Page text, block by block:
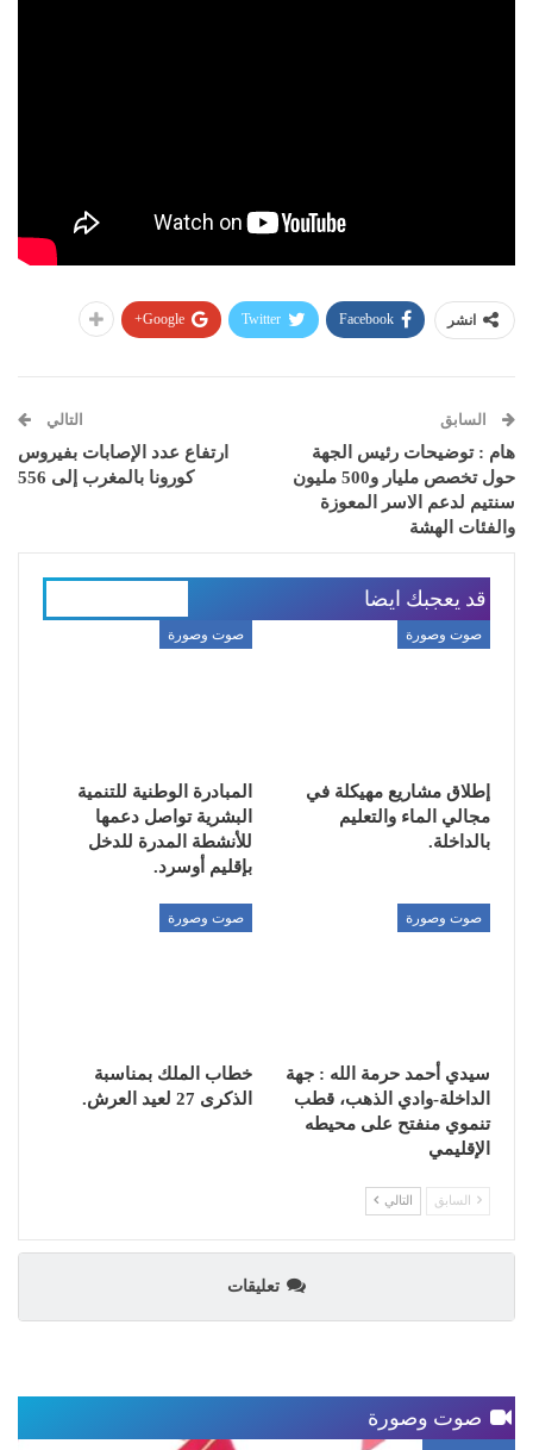
انشر Facebook
Twitter
Google+
السابق
هام : توضيحات رئيس الجهة
حول تخصص مليار و500 مليون
سنتيم لدعم الاسر المعوزة
والفئات الهشة
التالي
ارتفاع عدد الإصابات بفيروس
كورونا بالمغرب إلى 556
قد يعجبك ايضا
صوت وصورة
إطلاق مشاريع مهيكلة في
مجالي الماء والتعليم
بالداخلة.
صوت وصورة
المبادرة الوطنية للتنمية
البشرية تواصل دعمها
للأنشطة المدرة للدخل
بإقليم أوسرد.
صوت وصورة
سيدي أحمد حرمة الله : جهة
الداخلة-وادي الذهب، قطب
تنموي منفتح على محيطه
الإقليمي
صوت وصورة
خطاب الملك بمناسبة
الذكرى 27 لعيد العرش.
السابق التالي
تعليقات
صوت وصورة